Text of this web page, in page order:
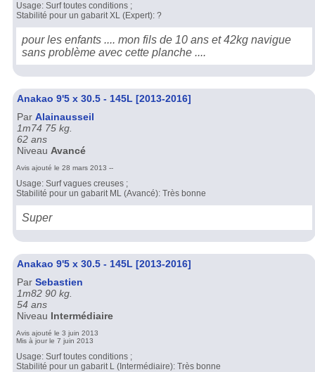
Usage: Surf toutes conditions ;
Stabilité pour un gabarit XL (Expert): ?
pour les enfants .... mon fils de 10 ans et 42kg navigue
sans problème avec cette planche ....
Anakao 9'5 x 30.5 - 145L [2013-2016]
Par Alainausseil
1m74 75 kg.
62 ans
Niveau Avancé
Avis ajouté le 28 mars 2013 --
Usage: Surf vagues creuses ;
Stabilité pour un gabarit ML (Avancé): Très bonne
Super
Anakao 9'5 x 30.5 - 145L [2013-2016]
Par Sebastien
1m82 90 kg.
54 ans
Niveau Intermédiaire
Avis ajouté le 3 juin 2013
Mis à jour le 7 juin 2013
Usage: Surf toutes conditions ;
Stabilité pour un gabarit L (Intermédiaire): Très bonne